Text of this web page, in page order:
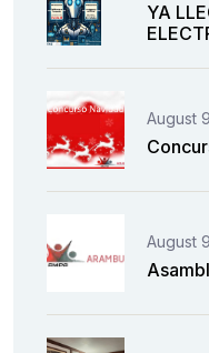
YA
August
August